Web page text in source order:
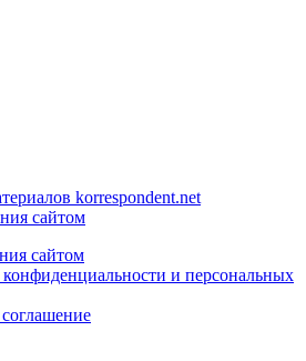
korrespondent.net
сайтом
сайтом
и персональных